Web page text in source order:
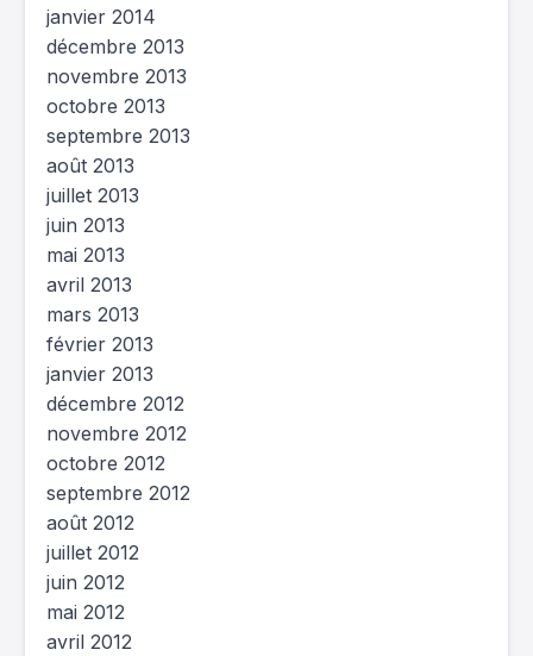
janvier 2014
décembre 2013
novembre 2013
octobre 2013
septembre 2013
août 2013
juillet 2013
juin 2013
mai 2013
avril 2013
mars 2013
février 2013
janvier 2013
décembre 2012
novembre 2012
octobre 2012
septembre 2012
août 2012
juillet 2012
juin 2012
mai 2012
avril 2012